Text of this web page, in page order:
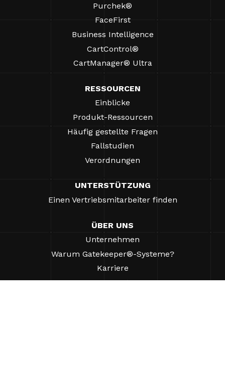
Purchek®
FaceFirst
Business Intelligence
CartControl®
CartManager® Ultra
RESSOURCEN
Einblicke
Produkt-Ressourcen
Häufig gestellte Fragen
Fallstudien
Verordnungen
UNTERSTÜTZUNG
Einen Vertriebsmitarbeiter finden
ÜBER UNS
Unternehmen
Warum Gatekeeper®-Systeme?
Karriere
Unsere Partner